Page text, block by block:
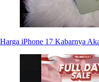
Harga iPhone 17 Kabarnya